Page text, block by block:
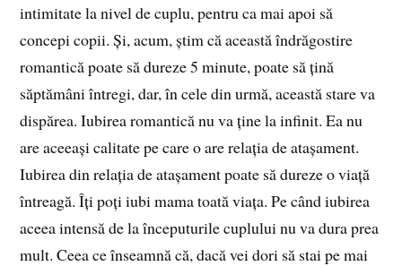
intimitate la nivel de cuplu, pentru ca mai apoi să
concepi copii. Și, acum, știm că această îndrăgostire
romantică poate să dureze 5 minute, poate să țină
săptămâni întregi, dar, în cele din urmă, această stare va
dispărea. Iubirea romantică nu va ține la infinit. Ea nu
are aceeași calitate pe care o are relația de atașament.
Iubirea din relația de atașament poate să dureze o viață
întreagă. Îți poți iubi mama toată viața. Pe când iubirea
aceea intensă de la începuturile cuplului nu va dura prea
mult. Ceea ce înseamnă că, dacă vei dori să stai pe mai